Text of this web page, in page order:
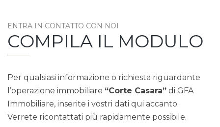
ENTRA IN CONTATTO CON NOI
COMPILA IL MODULO
Per qualsiasi informazione o richiesta riguardante
l’operazione immobiliare “Corte Casara” di GFA
Immobiliare, inserite i vostri dati qui accanto.
Verrete ricontattati più rapidamente possibile.